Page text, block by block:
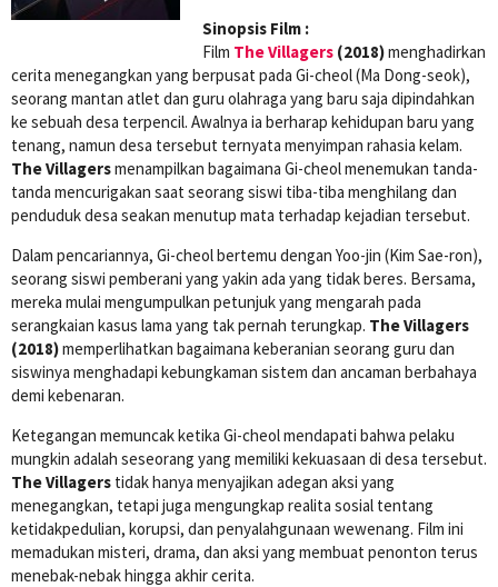
Sinopsis Film :
Film The Villagers (2018)menghadirkan
cerita menegangkan yang berpusat pada Gi-cheol (Ma Dong-seok),
seorang mantan atlet dan guru olahraga yang baru saja dipindahkan
ke sebuah desa terpencil. Awalnya ia berharap kehidupan baru yang
tenang, namun desa tersebut ternyata menyimpan rahasia kelam.
The Villagersmenampilkan bagaimana Gi-cheol menemukan tanda-
tanda mencurigakan saat seorang siswi tiba-tiba menghilang dan
penduduk desa seakan menutup mata terhadap kejadian tersebut.
Dalam pencariannya, Gi-cheol bertemu dengan Yoo-jin (Kim Sae-ron),
seorang siswi pemberani yang yakin ada yang tidak beres. Bersama,
mereka mulai mengumpulkan petunjuk yang mengarah pada
serangkaian kasus lama yang tak pernah terungkap. The Villagers
(2018)memperlihatkan bagaimana keberanian seorang guru dan
siswinya menghadapi kebungkaman sistem dan ancaman berbahaya
demi kebenaran.
Ketegangan memuncak ketika Gi-cheol mendapati bahwa pelaku
mungkin adalah seseorang yang memiliki kekuasaan di desa tersebut.
The Villagers tidak hanya menyajikan adegan aksi yang
menegangkan, tetapi juga mengungkap realita sosial tentang
ketidakpedulian, korupsi, dan penyalahgunaan wewenang. Film ini
memadukan misteri, drama, dan aksi yang membuat penonton terus
menebak-nebak hingga akhir cerita.